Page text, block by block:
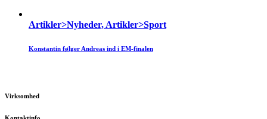
Artikler>Nyheder, Artikler>Sport
Konstantin følger Andreas ind i EM-finalen
Virksomhed
Kontaktinfo